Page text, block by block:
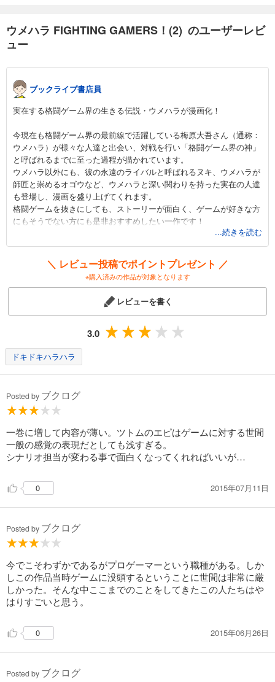
ウメハラ FIGHTING GAMERS！(2) のユーザーレビ
ュー
ブックライブ書店員
実在する格闘ゲーム界の生きる伝説・ウメハラが漫画化！
今現在も格闘ゲーム界の最前線で活躍している梅原大吾さん（通称：
ウメハラ）が様々な人達と出会い、対戦を行い「格闘ゲーム界の神」
と呼ばれるまでに至った過程が描かれています。
ウメハラ以外にも、彼の永遠のライバルと呼ばれるヌキ、ウメハラが
師匠と崇めるオゴウなど、ウメハラと深い関わりを持った実在の人達
も登場し、漫画を盛り上げてくれます。
格闘ゲームを抜きにしても、ストーリーが面白く、ゲームが好きな方
にもそうでない方にも是非おすすめしたい一作です！
...続きを読む
＼ レビュー投稿でポイントプレゼント ／
※購入済みの作品が対象となります
レビューを書く
3.0
ドキドキハラハラ
Posted by ブクログ
一巻に増して内容が薄い。ツトムのエピはゲームに対する世間
一般の感覚の表現だとしても浅すぎる。
シナリオ担当が変わる事で面白くなってくれればいいが…
0 2015年07月11日
Posted by ブクログ
今でこそわずかであるがプロゲーマーという職種がある。しか
しこの作品当時ゲームに没頭するということに世間は非常に厳
しかった。そんな中ここまでのことをしてきたこの人たちはや
はりすごいと思う。
0 2015年06月26日
Posted by ブクログ